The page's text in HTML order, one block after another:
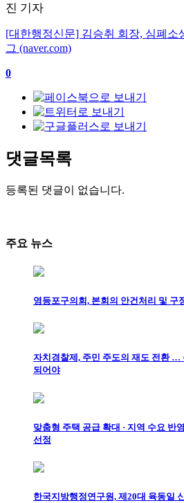
진 기자
[대한행정신문] 김승취 회장, 심폐소
그 (naver.com)
0
댓글목록
등록된 댓글이 없습니다.
주요 뉴스
영등포구의회, 본회의 안건처리 및 구
자치경찰제, 주민 주도의 재도 전환 …
되어야
맞춤형 주택 공급 확대 · 지역 수요 반
선정
한국지방행정연구원, 제20대 육동일